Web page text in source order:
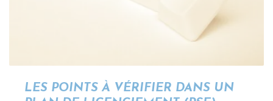
LES POINTS À VÉRIFIER DANS UN